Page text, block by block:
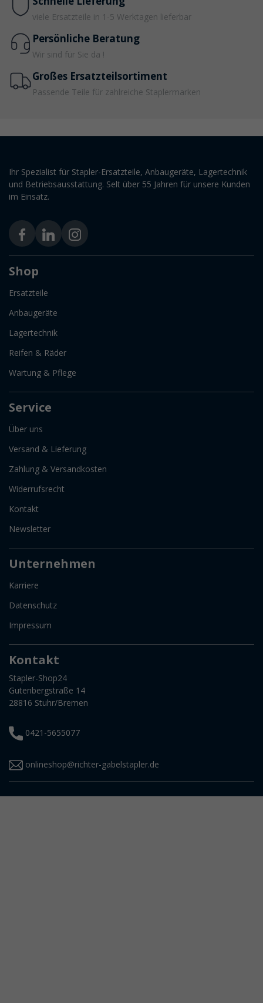
viele Ersatzteile in 1-5 Werktagen lieferbar
Persönliche Beratung
Wir sind für Sie da !
Großes Ersatzteilsortiment
Passende Teile für zahlreiche Staplermarken
Ihr Spezialist für Stapler-Ersatzteile, Anbaugeräte, Lagertechnik
und Betriebsausstattung. Selt über 55 Jahren für unsere Kunden
im Einsatz.
Shop
Ersatzteile
Anbaugeräte
Lagertechnik
Reifen & Räder
Wartung & Pflege
Service
Über uns
Versand & Lieferung
Zahlung & Versandkosten
Widerrufsrecht
Kontakt
Newsletter
Unternehmen
Karriere
Datenschutz
Impressum
Kontakt
Stapler-Shop24
Gutenbergstraße 14
28816 Stuhr/Bremen
0421-5655077
onlineshop@richter-gabelstapler.de